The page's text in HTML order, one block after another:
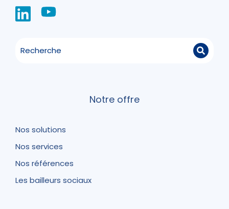
Notre offre
Nos solutions
Nos services
Nos références
Les bailleurs sociaux